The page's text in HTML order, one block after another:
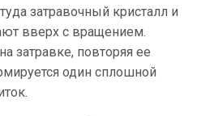
затравочный кристалл и
вверх с вращением.
затравке, повторяя ее
один сплошной